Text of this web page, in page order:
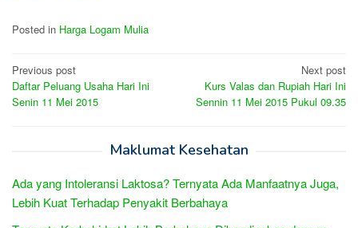
Posted in Harga Logam Mulia
Post
navigation
Previous post
Daftar Peluang Usaha Hari Ini
Senin 11 Mei 2015
Next post
Kurs Valas dan Rupiah Hari Ini
Sennin 11 Mei 2015 Pukul 09.35
Maklumat Kesehatan
Ada yang Intoleransi Laktosa? Ternyata Ada Manfaatnya Juga,
Lebih Kuat Terhadap Penyakit Berbahaya